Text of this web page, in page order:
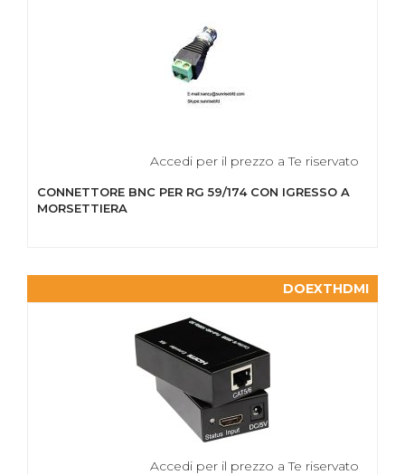
Accedi per il prezzo a Te riservato
CONNETTORE BNC PER RG 59/174 CON IGRESSO A
MORSETTIERA
DOEXTHDMI
Accedi per il prezzo a Te riservato